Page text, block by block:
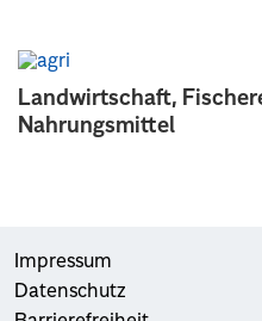
Landwirtschaft,
Nahrungsmittel
Impressum
Datenschutz